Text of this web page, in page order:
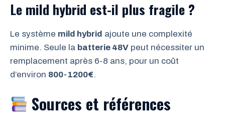
Le mild hybrid est-il plus fragile ?
Le système mild hybrid ajoute une complexité
minime. Seule la batterie 48V peut nécessiter un
remplacement après 6-8 ans, pour un coût
d’environ 800-1200€.
Sources et références